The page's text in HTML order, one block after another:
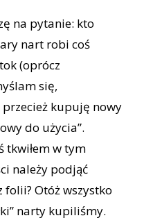
na pytanie: kto
nart robi coś
(oprócz
się,
przecież kupuję nowy
do użycia”.
tkwiłem w tym
należy podjąć
Otóż wszystko
narty kupiliśmy.